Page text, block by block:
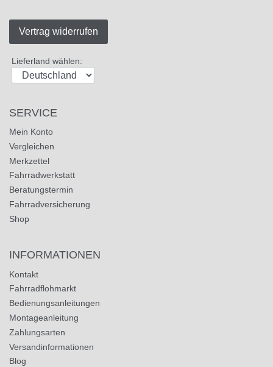
Vertrag widerrufen
Lieferland wählen:
SERVICE
Mein Konto
Vergleichen
Merkzettel
Fahrradwerkstatt
Beratungstermin
Fahrradversicherung
Shop
INFORMATIONEN
Kontakt
Fahrradflohmarkt
Bedienungsanleitungen
Montageanleitung
Zahlungsarten
Versandinformationen
Blog